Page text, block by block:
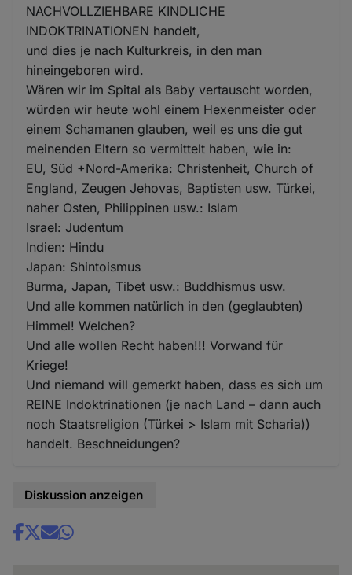
NACHVOLLZIEHBARE KINDLICHE
INDOKTRINATIONEN handelt,
und dies je nach Kulturkreis, in den man
hineingeboren wird.
Wären wir im Spital als Baby vertauscht worden,
würden wir heute wohl einem Hexenmeister oder
einem Schamanen glauben, weil es uns die gut
meinenden Eltern so vermittelt haben, wie in:
EU, Süd +Nord-Amerika: Christenheit, Church of
England, Zeugen Jehovas, Baptisten usw. Türkei,
naher Osten, Philippinen usw.: Islam
Israel: Judentum
Indien: Hindu
Japan: Shintoismus
Burma, Japan, Tibet usw.: Buddhismus usw.
Und alle kommen natürlich in den (geglaubten)
Himmel! Welchen?
Und alle wollen Recht haben!!! Vorwand für
Kriege!
Und niemand will gemerkt haben, dass es sich um
REINE Indoktrinationen (je nach Land – dann auch
noch Staatsreligion (Türkei > Islam mit Scharia))
handelt. Beschneidungen?
Diskussion anzeigen
Share